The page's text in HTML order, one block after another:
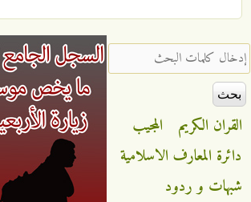
‏إدخال كلمات البحث ‏
القران الكريم
المجيب
دائرة المعارف الاسلامية
شبهات و ردود